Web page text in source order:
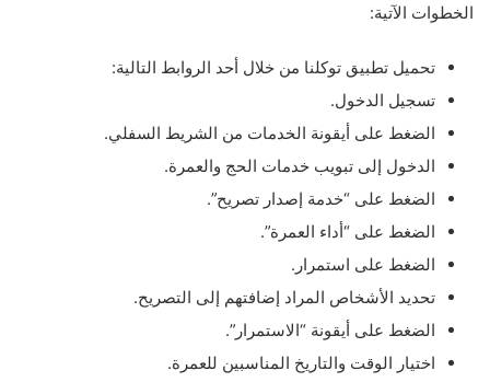
الخطوات الآتية:
تحميل تطبيق توكلنا من خلال أحد الروابط التالية:
تسجيل الدخول.
الضغط على أيقونة الخدمات من الشريط السفلي.
الدخول إلى تبويب خدمات الحج والعمرة.
الضغط على “خدمة إصدار تصريح”.
الضغط على “أداء العمرة”.
الضغط على استمرار.
تحديد الأشخاص المراد إضافتهم إلى التصريح.
الضغط على أيقونة “الاستمرار”.
اختيار الوقت والتاريخ المناسبين للعمرة.